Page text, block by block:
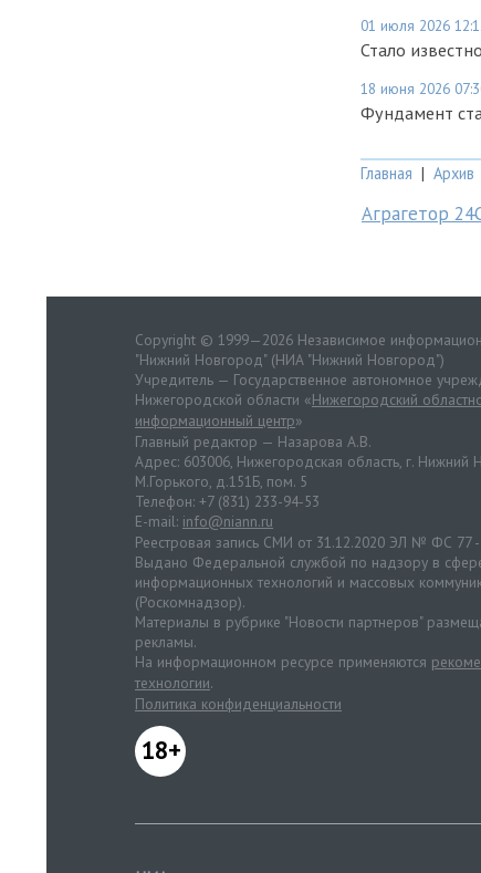
01 июля 2026
Стало
18 июня 2026
Фундамент
Главная | Архив
Аграгетор
Copyright © 1999—2026 Независимое
"Нижний Новгород" (НИА "Нижний Новгород")
Учредитель — Государственное автономное
Нижегородской области «Нижегородский
информационный центр»
Главный редактор — Назарова А.В.
Адрес: 603006, Нижегородская область, г. Нижний
М.Горького, д.151Б, пом. 5
Телефон: +7 (831) 233-94-53
E-mail: info@niann.ru
Реестровая запись СМИ от 31.12.2020 ЭЛ № ФС 77 -
Выдано Федеральной службой по надзору в
информационных технологий и массовых
(Роскомнадзор).
Материалы в рубрике "Новости партнеров"
рекламы.
На информационном ресурсе применяются
технологии.
Политика конфиденциальности
18+